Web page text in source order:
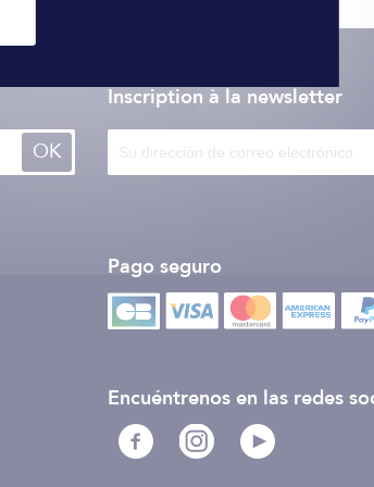
OK
Inscription à la newsletter
Pago seguro
Encuéntrenos en las redes